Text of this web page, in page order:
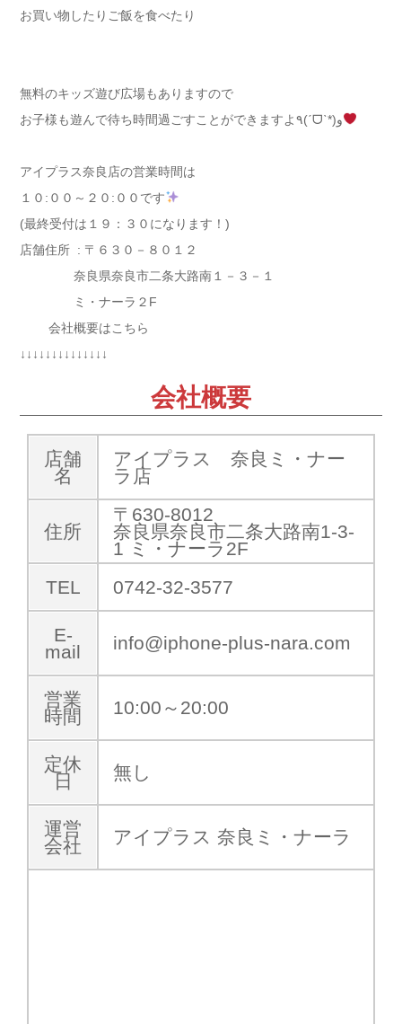
お買い物したりご飯を食べたり
無料のキッズ遊び広場もありますので
お子様も遊んで待ち時間過ごすことができますよ
٩(ˊᗜˋ*)و
アイプラス奈良店の営業時間は
１０ : ００～２０ : ００です
(最終受付は１９：３０になります！)
店舗住所 : 〒６３０－８０１２
奈良県奈良市二条大路南１－３－１
ミ・ナーラ ２ F
会社概要はこちら
↓↓↓↓↓↓↓↓↓↓↓↓↓↓
会社概要
店舗
名
アイプラス 奈良ミ・ナー
ラ店
住所
〒630-8012
奈良県奈良市二条大路南1-3-
1 ミ・ナーラ2F
TEL
0742-32-3577
E-
mail
info@iphone-plus-nara.com
営業
時間
10:00～20:00
定休
日
無し
運営
会社
アイプラス 奈良ミ・ナーラ